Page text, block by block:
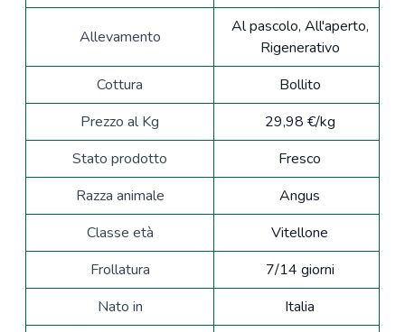
Allevamento
Al pascolo, All'aperto,
Rigenerativo
Cottura
Bollito
Prezzo al Kg
29,98 €/kg
Stato prodotto
Fresco
Razza animale
Angus
Classe età
Vitellone
Frollatura
7/14 giorni
Nato in
Italia